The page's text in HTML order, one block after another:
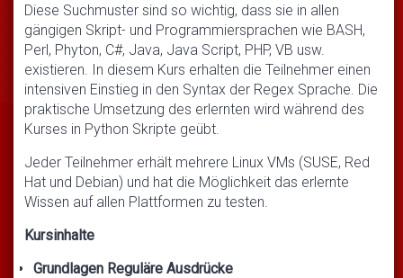
Diese Suchmuster sind so wichtig, dass sie in allen
gängigen Skript- und Programmiersprachen wie BASH,
Perl, Phyton, C#, Java, Java Script, PHP, VB usw.
existieren. In diesem Kurs erhalten die Teilnehmer einen
intensiven Einstieg in den Syntax der Regex Sprache. Die
praktische Umsetzung des erlernten wird während des
Kurses in Python Skripte geübt.
Jeder Teilnehmer erhält mehrere Linux VMs (SUSE, Red
Hat und Debian) und hat die Möglichkeit das erlernte
Wissen auf allen Plattformen zu testen.
Kursinhalte
Grundlagen Reguläre Ausdrücke